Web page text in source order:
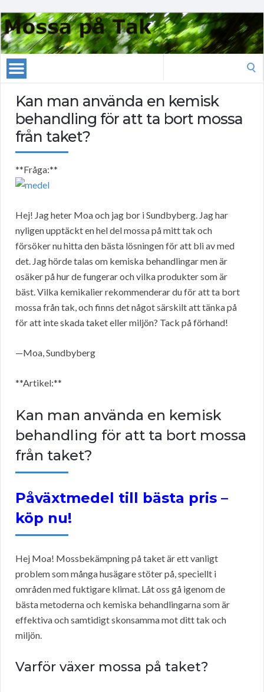
Kan man använda en kemisk
behandling för att ta bort mossa
från taket?
**Fråga:**
Hej! Jag heter Moa och jag bor i Sundbyberg. Jag har
nyligen upptäckt en hel del mossa på mitt tak och
försöker nu hitta den bästa lösningen för att bli av med
det. Jag hörde talas om kemiska behandlingar men är
osäker på hur de fungerar och vilka produkter som är
bäst. Vilka kemikalier rekommenderar du för att ta bort
mossa från tak, och finns det något särskilt att tänka på
för att inte skada taket eller miljön? Tack på förhand!
—Moa, Sundbyberg
**Artikel:**
Kan man använda en kemisk
behandling för att ta bort mossa
från taket?
Påväxtmedel till bästa pris –
köp nu!
Hej Moa! Mossbekämpning på taket är ett vanligt
problem som många husägare stöter på, speciellt i
områden med fuktigare klimat. Låt oss gå igenom de
bästa metoderna och kemiska behandlingarna som är
effektiva och samtidigt skonsamma mot ditt tak och
miljön.
Varför växer mossa på taket?